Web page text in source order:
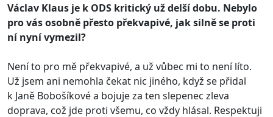
Václav Klaus je k ODS kritický už delší dobu. Nebylo
pro vás osobně přesto překvapivé, jak silně se proti
ní nyní vymezil?
Není to pro mě překvapivé, a už vůbec mi to není líto.
Už jsem ani nemohla čekat nic jiného, když se přidal
k Janě Bobošíkové a bojuje za ten slepenec zleva
doprava, což jde proti všemu, co vždy hlásal. Respektuji